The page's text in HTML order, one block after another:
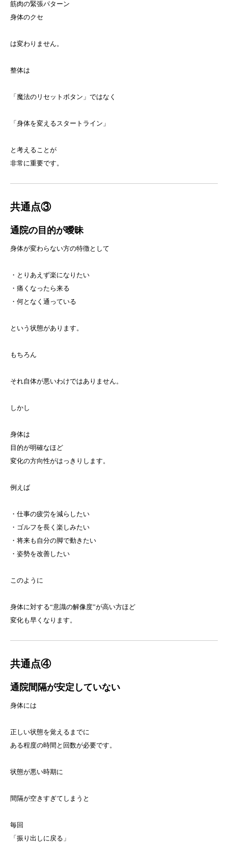
筋肉の緊張パターン
身体のクセ
は変わりません。
整体は
「魔法のリセットボタン」ではなく
「身体を変えるスタートライン」
と考えることが
非常に重要です。
共通点③
通院の目的が曖昧
身体が変わらない方の特徴として
・とりあえず楽になりたい
・痛くなったら来る
・何となく通っている
という状態があります。
もちろん
それ自体が悪いわけではありません。
しかし
身体は
目的が明確なほど
変化の方向性がはっきりします。
例えば
・仕事の疲労を減らしたい
・ゴルフを長く楽しみたい
・将来も自分の脚で動きたい
・姿勢を改善したい
このように
身体に対する“意識の解像度”が高い方ほど
変化も早くなります。
共通点④
通院間隔が安定していない
身体には
正しい状態を覚えるまでに
ある程度の時間と回数が必要です。
状態が悪い時期に
間隔が空きすぎてしまうと
毎回
「振り出しに戻る」